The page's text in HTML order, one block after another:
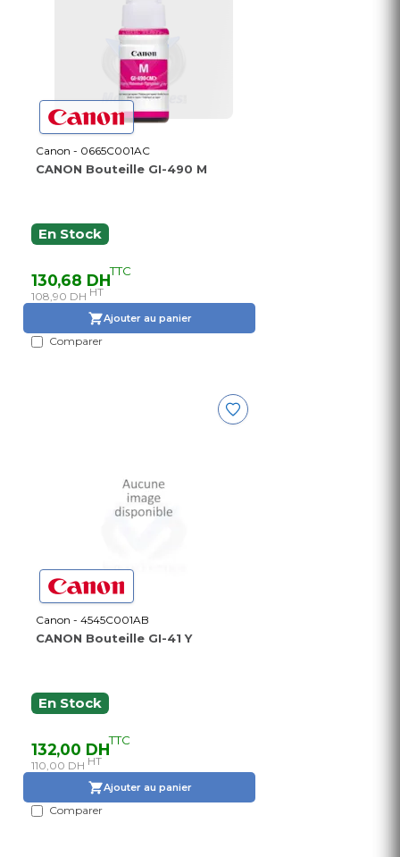
Canon - 0665C001AC
CANON Bouteille GI-490 M
En Stock
130,68 DHTTC
108,90 DH HT
Ajouter au panier
Comparer
Canon - 4545C001AB
CANON Bouteille GI-41 Y
En Stock
132,00 DHTTC
110,00 DH HT
Ajouter au panier
Comparer